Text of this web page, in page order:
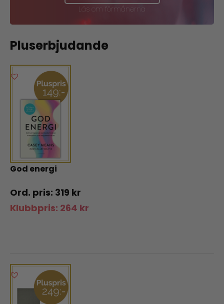
Läs om förmånerna
Pluserbjudande
God energi
319 kr
Klubbpris: 264 kr